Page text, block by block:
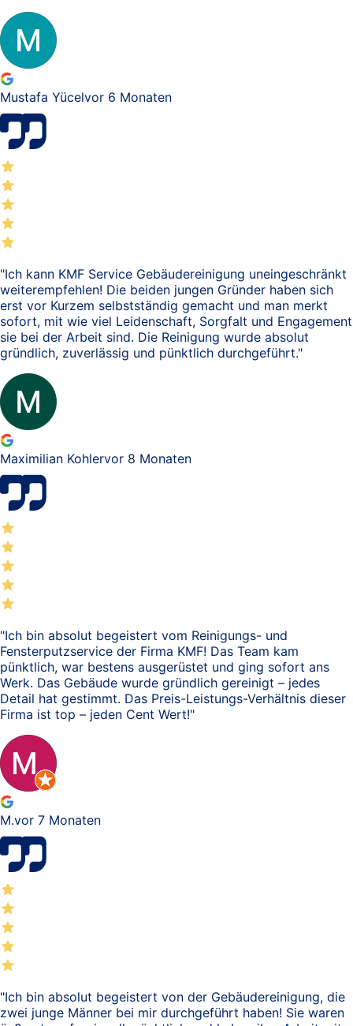
Mustafa Yücelvor 6 Monaten
"Ich kann KMF Service Gebäudereinigung uneingeschränkt
weiterempfehlen! Die beiden jungen Gründer haben sich
erst vor Kurzem selbstständig gemacht und man merkt
sofort, mit wie viel Leidenschaft, Sorgfalt und Engagement
sie bei der Arbeit sind. Die Reinigung wurde absolut
gründlich, zuverlässig und pünktlich durchgeführt."
Maximilian Kohlervor 8 Monaten
"Ich bin absolut begeistert vom Reinigungs- und
Fensterputzservice der Firma KMF! Das Team kam
pünktlich, war bestens ausgerüstet und ging sofort ans
Werk. Das Gebäude wurde gründlich gereinigt – jedes
Detail hat gestimmt. Das Preis-Leistungs-Verhältnis dieser
Firma ist top – jeden Cent Wert!"
M.vor 7 Monaten
"Ich bin absolut begeistert von der Gebäudereinigung, die
zwei junge Männer bei mir durchgeführt haben! Sie waren